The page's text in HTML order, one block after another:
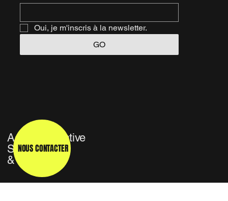
Oui, je m'inscris à la newsletter.
GO
Agence Créative
Studio TV
& Média
NOUS CONTACTER